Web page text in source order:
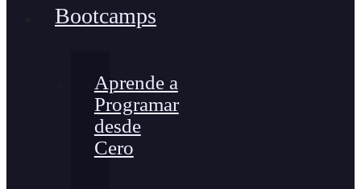
Bootcamps
Aprende a
Programar
desde
Cero